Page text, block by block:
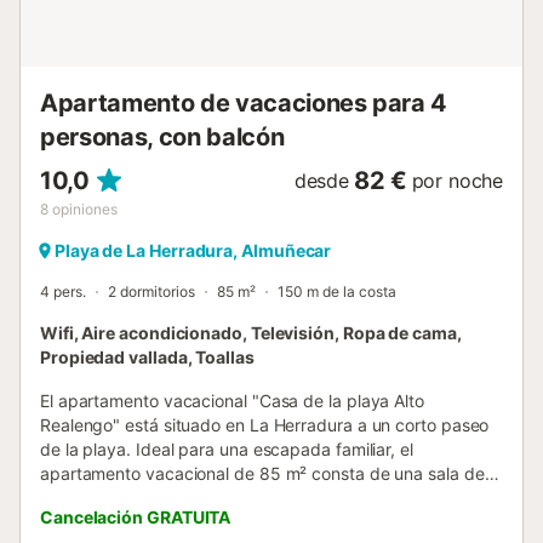
Apartamento de vacaciones para 4
personas, con balcón
10,0
8 opiniones
desde 82 € por noche
Playa de La Herradura, Almuñecar
4 pers. 2 dormitorios 85 m² 150 m de la costa
Wifi, Aire acondicionado, Televisión, Ropa de cama,
Propiedad vallada, Toallas
El apartamento vacacional "Casa de la playa Alto
Realengo" está situado en La Herradura a un corto paseo
de la playa. Ideal para una escapada familiar, el
apartamento vacacional de 85 m² consta de una sala de
por lo que puede alojar a 4 personas. Los servicios
Cancelación GRATUITA